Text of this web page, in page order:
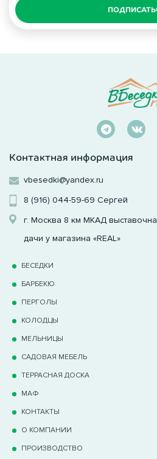
Контактная информация
vbesedki@yandex.ru
8 (916) 044-59-69 Сергей
г. Москва 8 км МКАД
дачи у магазина «REAL»
БЕСЕДКИ
БАРБЕКЮ
ПЕРГОЛЫ
КОЛОДЦЫ
МЕЛЬНИЦЫ
САДОВАЯ МЕБЕЛЬ
ТЕРРАCНАЯ ДОСКА
МАФ
КОНТАКТЫ
О КОМПАНИИ
ПРОИЗВОДСТВО